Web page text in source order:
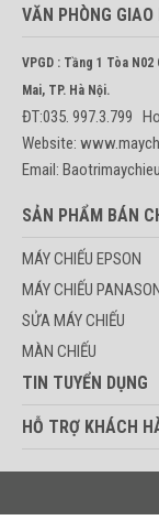
VĂN PHÒNG GIAO
VPGD : Tầng 1 Tòa N02
Mai, TP. Hà Nội.
ĐT:035. 997.3.799
Website:
Email:
SẢN PHẨM BÁN
MÁY CHIẾU EPSON
MÁY CHIẾU
SỬA MÁY CHIẾU
MÀN CHIẾU
TIN TUYỂN DỤNG
HỖ TRỢ KHÁCH